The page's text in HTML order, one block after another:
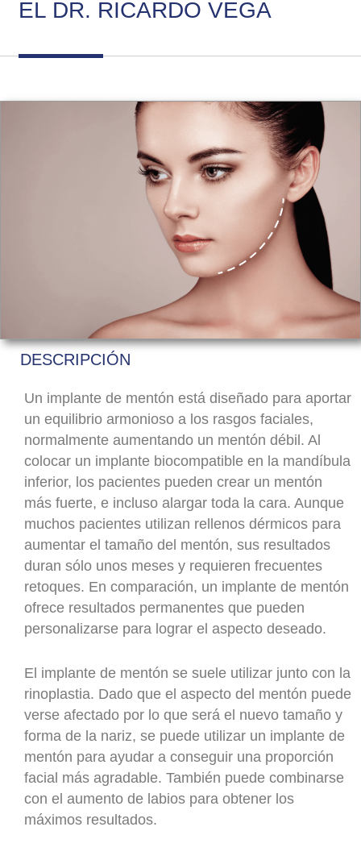
EL DR. RICARDO VEGA
DESCRIPCIÓN
Un implante de mentón está diseñado para aportar
un equilibrio armonioso a los rasgos faciales,
normalmente aumentando un mentón débil. Al
colocar un implante biocompatible en la mandíbula
inferior, los pacientes pueden crear un mentón
más fuerte, e incluso alargar toda la cara. Aunque
muchos pacientes utilizan rellenos dérmicos para
aumentar el tamaño del mentón, sus resultados
duran sólo unos meses y requieren frecuentes
retoques. En comparación, un implante de mentón
ofrece resultados permanentes que pueden
personalizarse para lograr el aspecto deseado.
El implante de mentón se suele utilizar junto con la
rinoplastia. Dado que el aspecto del mentón puede
verse afectado por lo que será el nuevo tamaño y
forma de la nariz, se puede utilizar un implante de
mentón para ayudar a conseguir una proporción
facial más agradable. También puede combinarse
con el aumento de labios para obtener los
máximos resultados.